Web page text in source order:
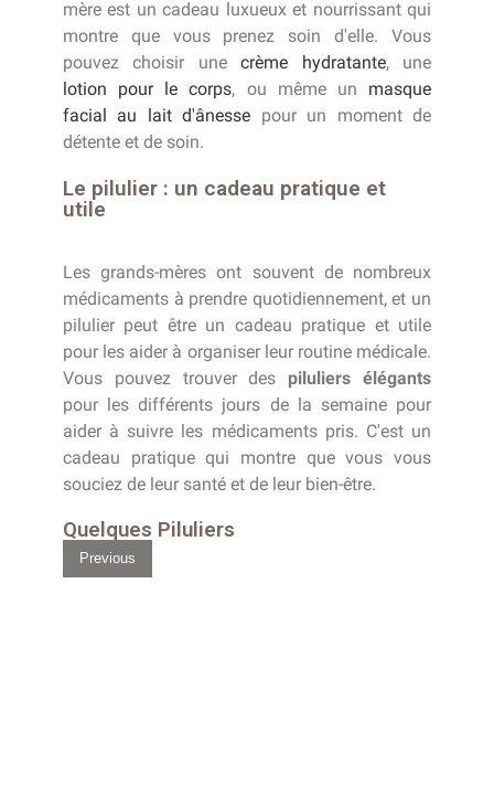
mère est un cadeau luxueux et nourrissant qui
montre que vous prenez soin d'elle. Vous
pouvez choisir unecrème hydratante, une
lotion pour le corps, ou même un masque
facial au lait d'ânesse pour un moment de
détente et de soin.
Le pilulier : un cadeau pratique et
utile
Les grands-mères ont souvent de nombreux
médicaments à prendre quotidiennement, et un
pilulier peut être un cadeau pratique et utile
pour les aider à organiser leur routine médicale.
Vous pouvez trouver des piluliers élégants
pour les différents jours de la semaine pour
aider à suivre les médicaments pris. C'est un
cadeau pratique qui montre que vous vous
souciez de leur santé et de leur bien-être.
Quelques Piluliers
Previous